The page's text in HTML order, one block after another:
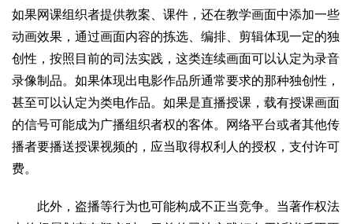
在线期刊
2017 2016 2015 2018 2019
关于我们
杂志简介 杂志编委会 组织机构 联系我们 智慧中国动态
智慧城市
全景中国 智慧旅游 智慧教育 智慧医疗
智慧交通
智慧环保
康养
如果网课组织者提供教案、课件，还在教学画面中添加一些
动画效果，通过画面内容的拣选、编排、剪辑体现一定的独
创性，按照目前的司法实践，这类连续画面可以认定为录音
录像制品。如果体现出电影作品所通常要求的那种独创性，
甚至可以认定为类电作品。如果是直播授课，载有授课画面
的信号可能成为广播组织者权的客体。网络平台或者其他传
播者要播送授课视频的，应当取得权利人的授权，支付许可
费。
此外，盗播等行为也可能构成不正当竞争。当著作权法